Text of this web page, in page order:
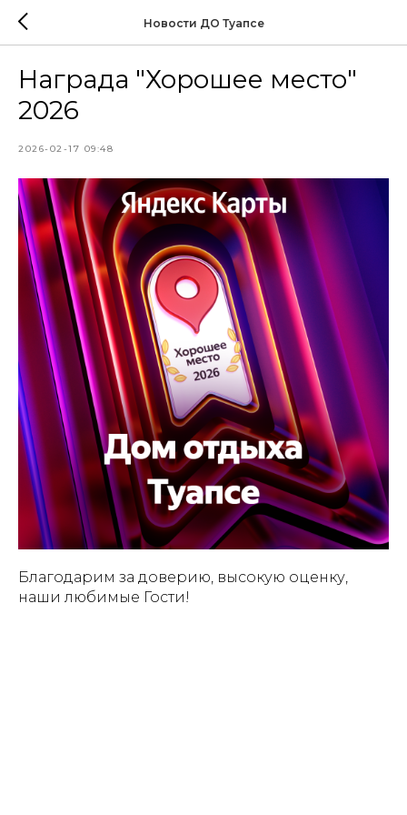
Новости ДО Туапсе
Награда "Хорошее место"
2026
2026-02-17 09:48
Благодарим за доверию, высокую оценку,
наши любимые Гости!